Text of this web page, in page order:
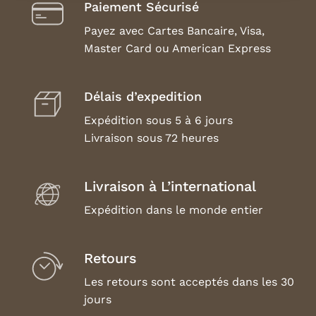
Paiement Sécurisé
Payez avec Cartes Bancaire, Visa,
Master Card ou American Express
Délais d’expedition
Expédition sous 5 à 6 jours
Livraison sous 72 heures
Livraison à L’international
Expédition dans le monde entier
Retours
Les retours sont acceptés dans les 30
jours